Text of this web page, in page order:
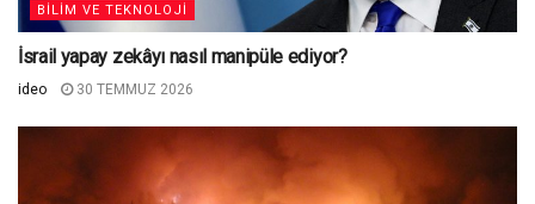
BILIM VE TEKNOLOJI
İsrail yapay zekâyı nasıl manipüle ediyor?
ideo 30 TEMMUZ 2026